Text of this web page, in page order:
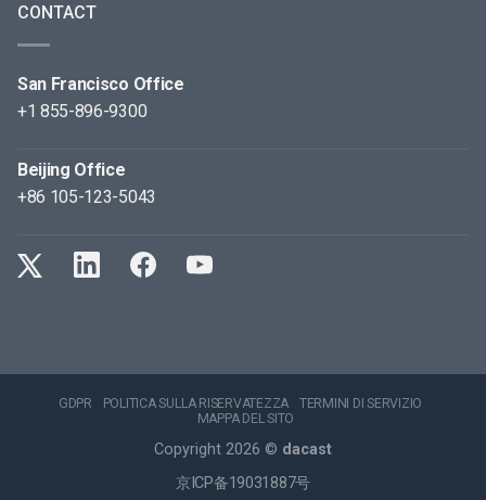
CONTACT
San Francisco Office
+1 855-896-9300
Beijing Office
+86 105-123-5043
GDPR POLITICA SULLA RISERVATEZZA
TERMINI DI SERVIZIO
MAPPA DEL SITO
Copyright 2026 © dacast
京ICP备19031887号